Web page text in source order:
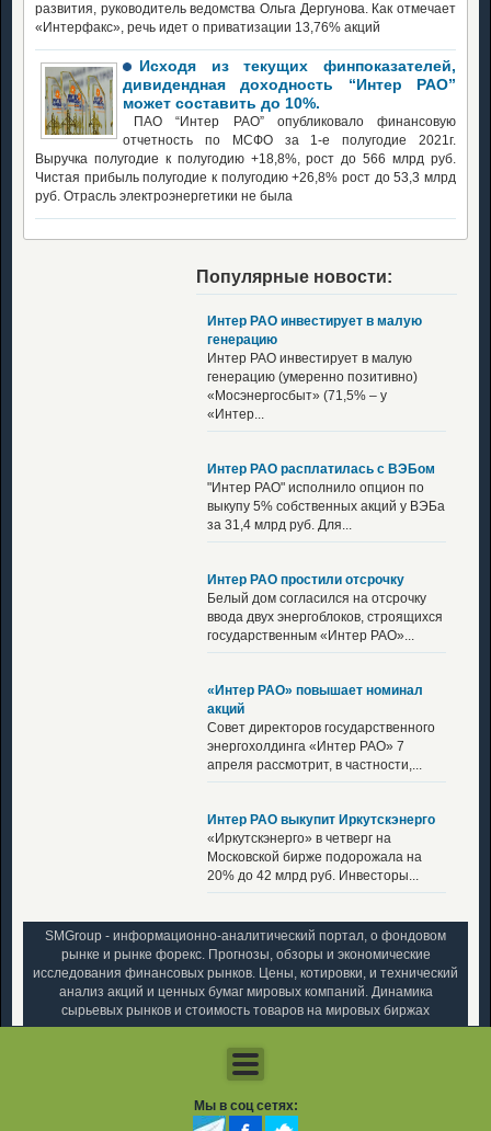
развития, руководитель ведомства Ольга Дергунова. Как отмечает
«Интерфакс», речь идет о приватизации 13,76% акций
Исходя из текущих финпоказателей,
дивидендная доходность “Интер РАО”
может составить до 10%.
ПАО “Интер РАО” опубликовало финансовую
отчетность по МСФО за 1-е полугодие 2021г.
Выручка полугодие к полугодию +18,8%, рост до 566 млрд руб.
Чистая прибыль полугодие к полугодию +26,8% рост до 53,3 млрд
руб. Отрасль электроэнергетики не была
Популярные новости:
Интер РАО инвестирует в малую
генерацию
Интер РАО инвестирует в малую
генерацию (умеренно позитивно)
«Мосэнергосбыт» (71,5% – у
«Интер...
Интер РАО расплатилась с ВЭБом
"Интер РАО" исполнило опцион по
выкупу 5% собственных акций у ВЭБа
за 31,4 млрд руб. Для...
Интер РАО простили отсрочку
Белый дом согласился на отсрочку
ввода двух энергоблоков, строящихся
государственным «Интер РАО»...
«Интер РАО» повышает номинал
акций
Совет директоров государственного
энергохолдинга «Интер РАО» 7
апреля рассмотрит, в частности,...
Интер РАО выкупит Иркутскэнерго
«Иркутскэнерго» в четверг на
Московской бирже подорожала на
20% до 42 млрд руб. Инвесторы...
SMGroup - информационно-аналитический портал, о фондовом
рынке и рынке форекс. Прогнозы, обзоры и экономические
исследования финансовых рынков. Цены, котировки, и технический
анализ акций и ценных бумаг мировых компаний. Динамика
сырьевых рынков и стоимость товаров на мировых биржах
Мы в соц сетях: